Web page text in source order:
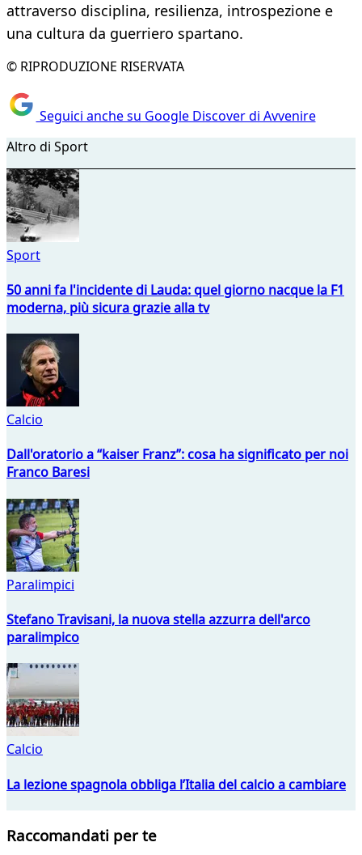
attraverso disciplina, resilienza, introspezione e
una cultura da guerriero spartano.
© RIPRODUZIONE RISERVATA
Seguici anche su Google Discover di Avvenire
Altro di Sport
Sport
50 anni fa l'incidente di Lauda: quel giorno nacque la F1
moderna, più sicura grazie alla tv
Calcio
Dall'oratorio a “kaiser Franz”: cosa ha significato per noi
Franco Baresi
Paralimpici
Stefano Travisani, la nuova stella azzurra dell'arco
paralimpico
Calcio
La lezione spagnola obbliga l’Italia del calcio a cambiare
Raccomandati per te